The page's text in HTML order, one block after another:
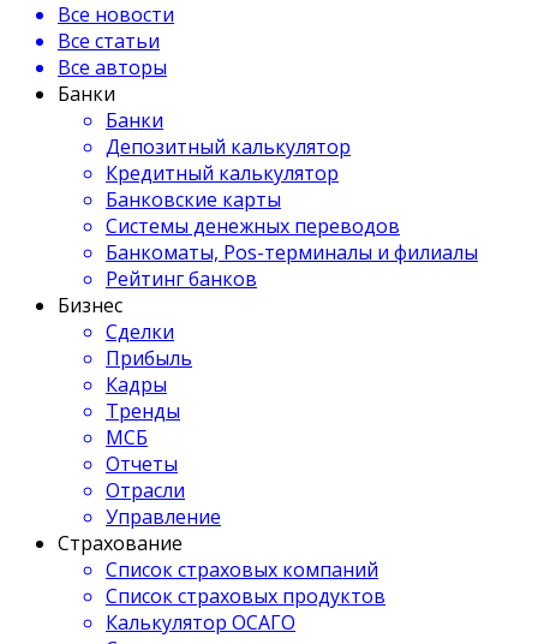
Все новости
Все статьи
Все авторы
Банки
Банки
Депозитный калькулятор
Кредитный калькулятор
Банковские карты
Системы денежных переводов
Банкоматы, Pos-терминалы и филиалы
Рейтинг банков
Бизнес
Сделки
Прибыль
Кадры
Тренды
МСБ
Отчеты
Отрасли
Управление
Страхование
Список страховых компаний
Список страховых продуктов
Калькулятор ОСАГО